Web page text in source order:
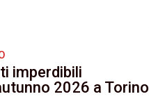
imperdibili
2026 a Torino